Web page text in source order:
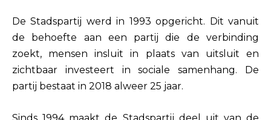
De Stadspartij werd in 1993 opgericht. Dit vanuit
de behoefte aan een partij die de verbinding
zoekt, mensen insluit in plaats van uitsluit en
zichtbaar investeert in sociale samenhang. De
partij bestaat in 2018 alweer 25 jaar.
Sinds 1994 maakt de Stadspartij deel uit van de